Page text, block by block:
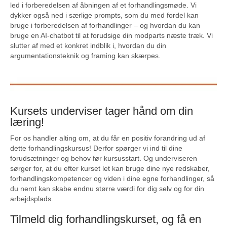
led i forberedelsen af åbningen af et forhandlingsmøde. Vi
dykker også ned i særlige prompts, som du med fordel kan
bruge i forberedelsen af forhandlinger – og hvordan du kan
bruge en AI-chatbot til at forudsige din modparts næste træk. Vi
slutter af med et konkret indblik i, hvordan du din
argumentationsteknik og framing kan skærpes.
Kursets underviser tager hånd om din
læring!
For os handler alting om, at du får en positiv forandring ud af
dette forhandlingskursus! Derfor spørger vi ind til dine
forudsætninger og behov før kursusstart. Og underviseren
sørger for, at du efter kurset let kan bruge dine nye redskaber,
forhandlingskompetencer og viden i dine egne forhandlinger, så
du nemt kan skabe endnu større værdi for dig selv og for din
arbejdsplads.
Tilmeld dig forhandlingskurset, og få en